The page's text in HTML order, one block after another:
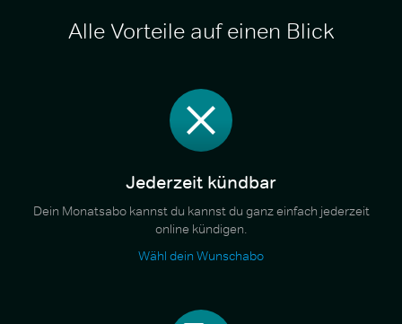
Alle Vorteile auf einen Blick
Jederzeit kündbar
Dein Monatsabo kannst du kannst du ganz einfach jederzeit
online kündigen.
Wähl dein Wunschabo